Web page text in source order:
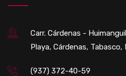
Carr. Cárdenas -
Playa, Cárdenas, Tabasco,
(937) 372-40-59